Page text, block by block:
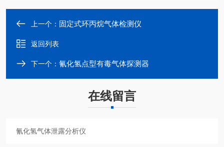
上一个： 固定式环丙烷气体检测仪
返回列表
下一个： 氰化氢点型有毒气体探测器
在线留言